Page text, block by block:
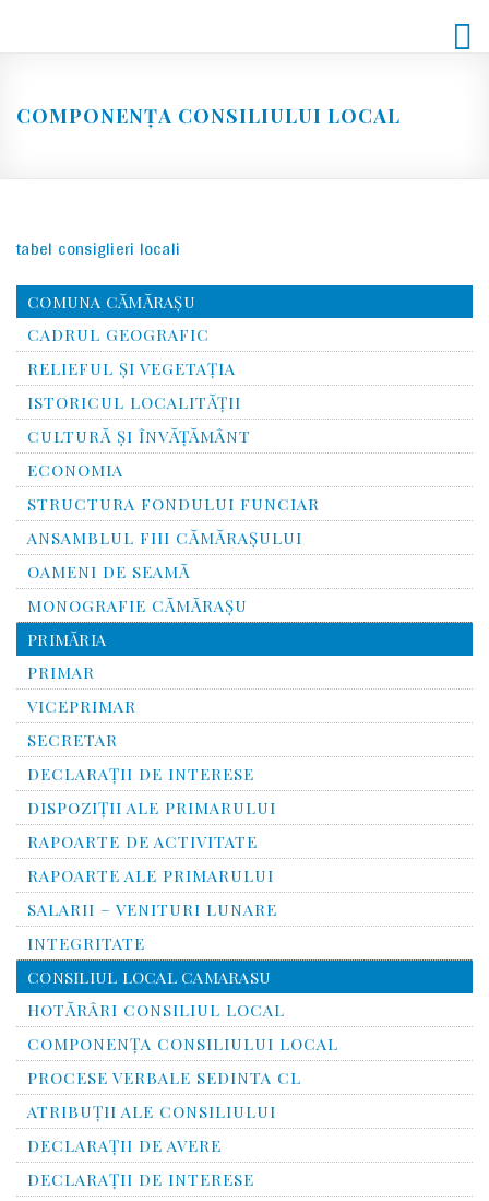
COMPONENŢA CONSILIULUI LOCAL
tabel consiglieri locali
COMUNA CĂMĂRAȘU
CADRUL GEOGRAFIC
RELIEFUL ŞI VEGETAŢIA
ISTORICUL LOCALITĂŢII
CULTURĂ ŞI ÎNVĂŢĂMÂNT
ECONOMIA
STRUCTURA FONDULUI FUNCIAR
ANSAMBLUL FIII CĂMĂRAŞULUI
OAMENI DE SEAMĂ
MONOGRAFIE CĂMĂRAŞU
PRIMĂRIA
PRIMAR
VICEPRIMAR
SECRETAR
DECLARAȚII DE INTERESE
DISPOZIȚII ALE PRIMARULUI
RAPOARTE DE ACTIVITATE
RAPOARTE ALE PRIMARULUI
SALARII – VENITURI LUNARE
INTEGRITATE
CONSILIUL LOCAL CAMARASU
HOTĂRÂRI CONSILIUL LOCAL
COMPONENŢA CONSILIULUI LOCAL
PROCESE VERBALE SEDINTA CL
ATRIBUŢII ALE CONSILIULUI
DECLARAȚII DE AVERE
DECLARAŢII DE INTERESE